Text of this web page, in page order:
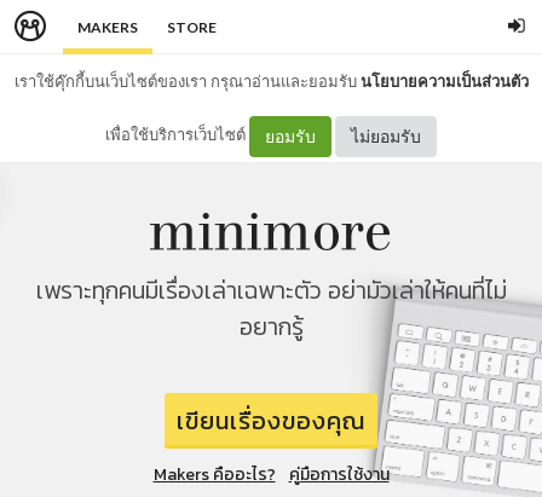
MAKERS STORE
เราใช้คุ๊กกี้บนเว็บไซต์ของเรา กรุณาอ่านและยอมรับนโยบายความเป็นส่วนตัว
เพื่อใช้บริการเว็บไซต์ ยอมรับ ไม่ยอมรับ
เพราะทุกคนมีเรื่องเล่าเฉพาะตัว อย่ามัวเล่าให้คนที่ไม่
อยากรู้
เขียนเรื่องของคุณ
Makers คืออะไร? คู่มือการใช้งาน